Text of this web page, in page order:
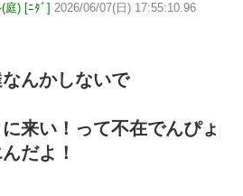
庭) [ﾆﾀﾞ] 2026/06/07(日) 17:55:10.96
んかしないで
来い！って不在でんぴょ
だよ！